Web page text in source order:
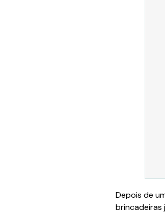
Depois de
brincadeiras